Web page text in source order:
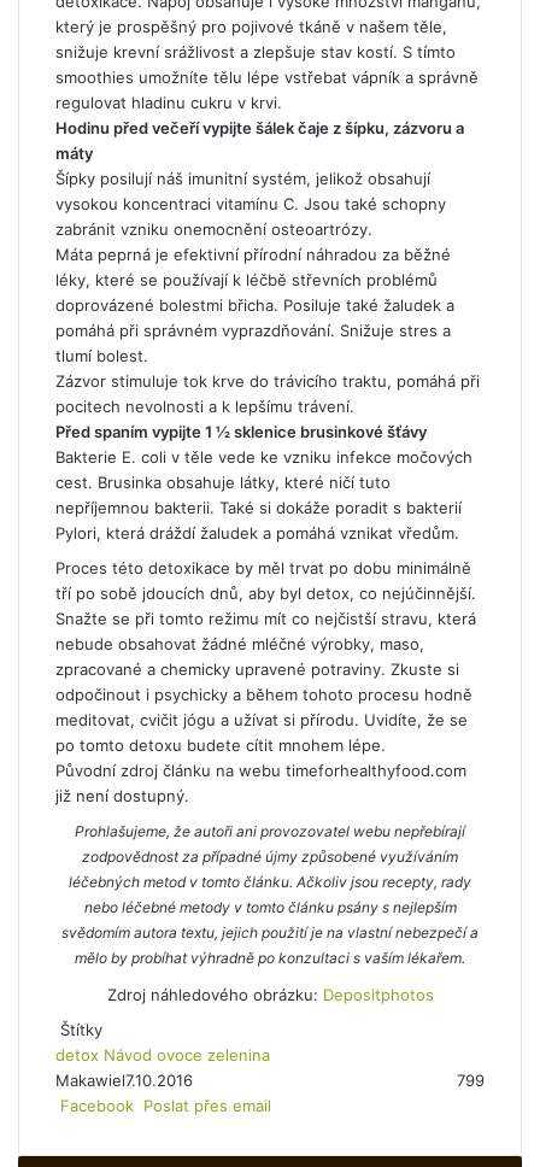
který je prospěšný pro pojivové tkáně v našem těle,
snižuje krevní srážlivost a zlepšuje stav kostí. S tímto
smoothies umožníte tělu lépe vstřebat vápník a správně
regulovat hladinu cukru v krvi.
Hodinu před večeří vypijte šálek čaje z šípku, zázvoru a
máty
Šípky posilují náš imunitní systém, jelikož obsahují
vysokou koncentraci vitamínu C. Jsou také schopny
zabránit vzniku onemocnění osteoartrózy.
Máta peprná je efektivní přírodní náhradou za běžné
léky, které se používají k léčbě střevních problémů
doprovázené bolestmi břicha. Posiluje také žaludek a
pomáhá při správném vyprazdňování. Snižuje stres a
tlumí bolest.
Zázvor stimuluje tok krve do trávicího traktu, pomáhá při
pocitech nevolnosti a k lepšímu trávení.
Před spaním vypijte 1 ½ sklenice brusinkové šťávy
Bakterie E. coli v těle vede ke vzniku infekce močových
cest. Brusinka obsahuje látky, které ničí tuto
nepříjemnou bakterii. Také si dokáže poradit s bakterií
Pylori, která dráždí žaludek a pomáhá vznikat vředům.
Proces této detoxikace by měl trvat po dobu minimálně
tří po sobě jdoucích dnů, aby byl detox, co nejúčinnější.
Snažte se při tomto režimu mít co nejčistší stravu, která
nebude obsahovat žádné mléčné výrobky, maso,
zpracované a chemicky upravené potraviny. Zkuste si
odpočinout i psychicky a během tohoto procesu hodně
meditovat, cvičit jógu a užívat si přírodu. Uvidíte, že se
po tomto detoxu budete cítit mnohem lépe.
Původní zdroj článku na webu timeforhealthyfood.com
již není dostupný.
Prohlašujeme, že autoři ani provozovatel webu nepřebírají
zodpovědnost za případné újmy způsobené využíváním
léčebných metod v tomto článku. Ačkoliv jsou recepty, rady
nebo léčebné metody v tomto článku psány s nejlepším
svědomím autora textu, jejich použití je na vlastní nebezpečí a
mělo by probíhat výhradně po konzultaci s vaším lékařem.
Zdroj náhledového obrázku: Depositphotos
Štítky
detox Návod ovoce zelenina
Makawiel7.10.2016
799
Facebook Poslat přes email
s